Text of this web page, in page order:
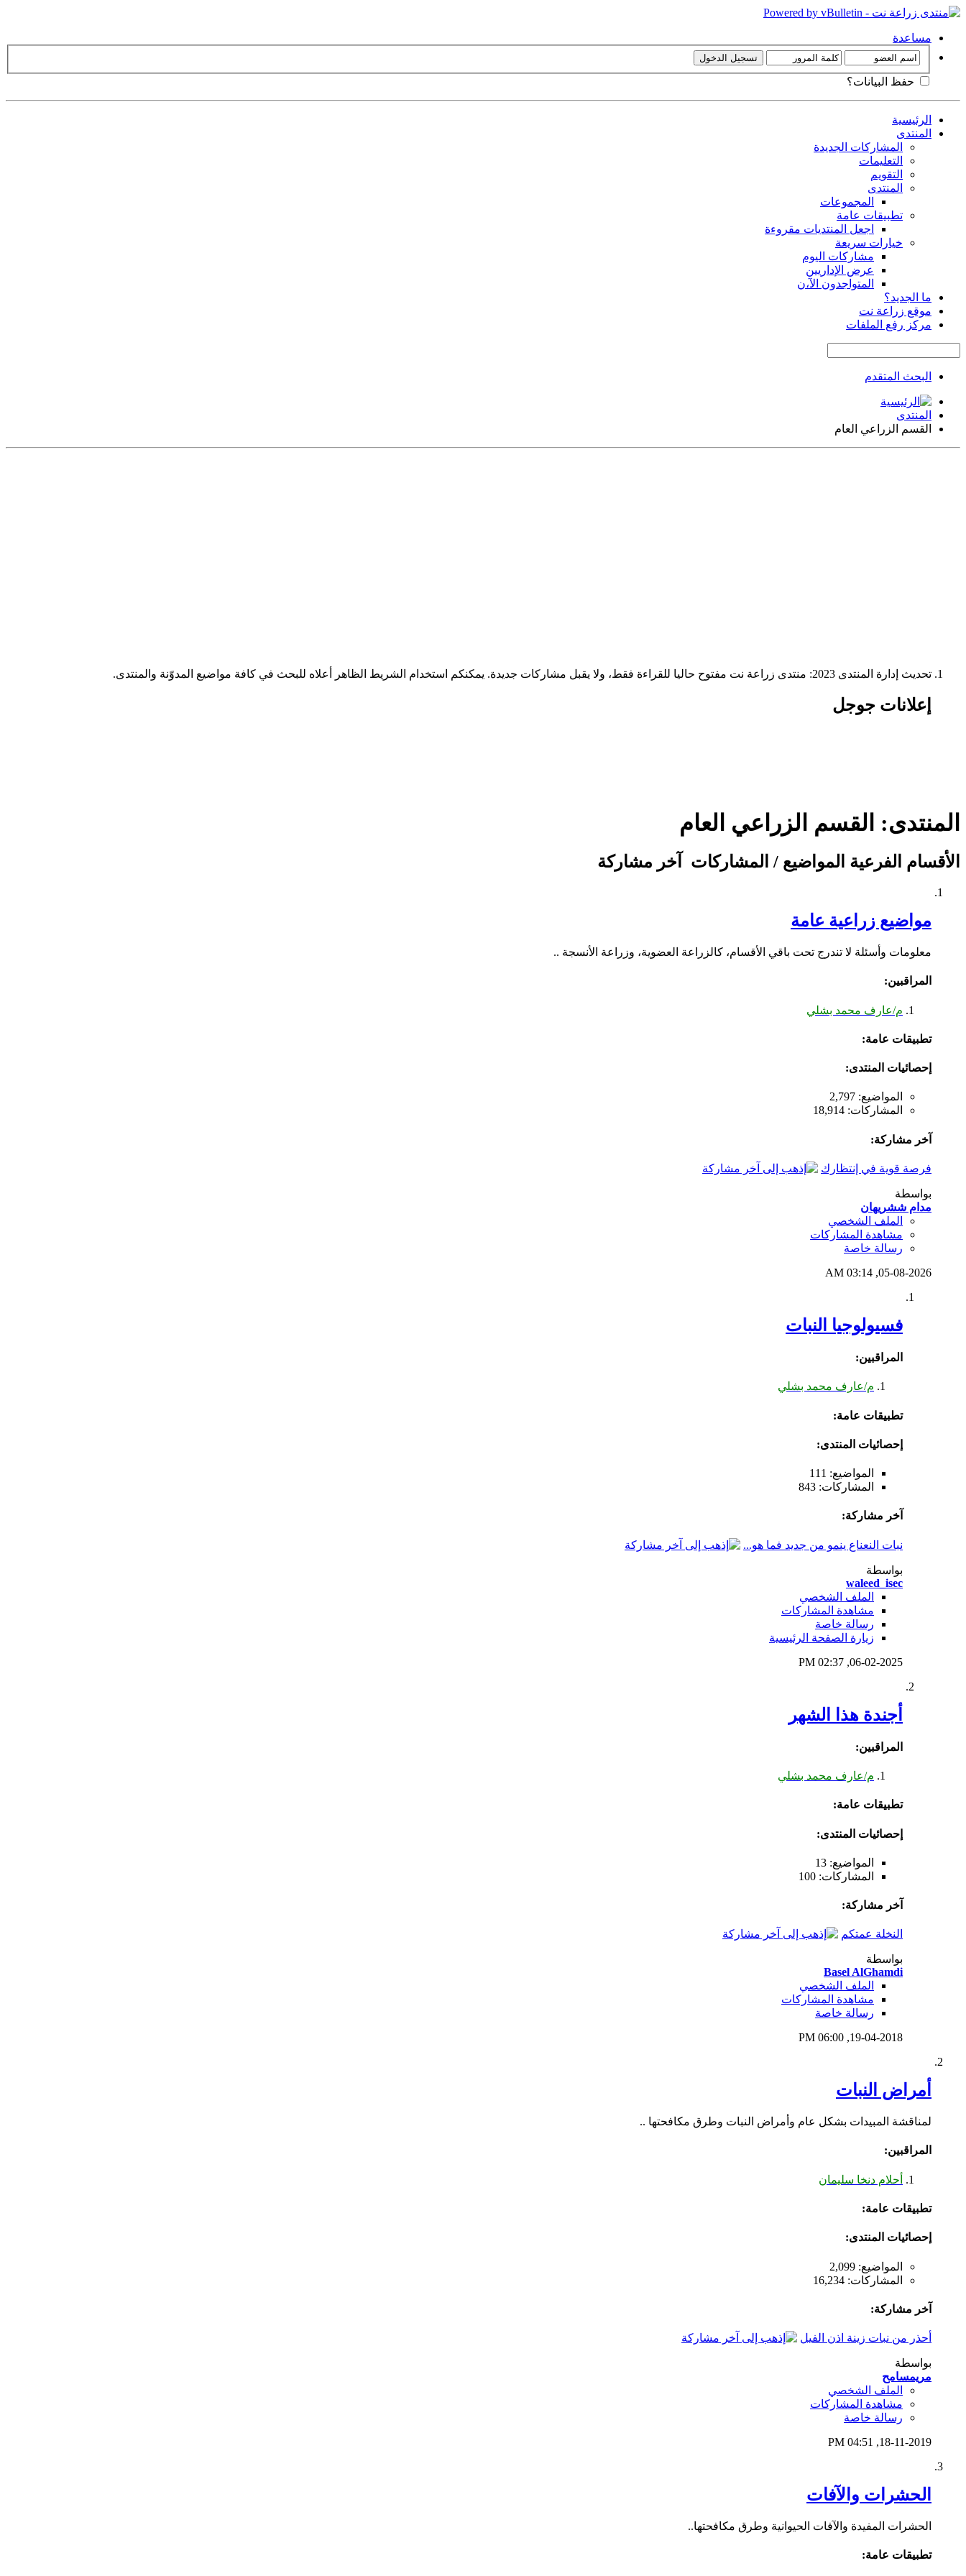
مساعدة
حفظ البيانات؟
الرئيسية
المنتدى
المشاركات الجديدة
التعليمات
التقويم
المنتدى
المجموعات
تطبيقات عامة
اجعل المنتديات مقروءة
خيارات سريعة
مشاركات اليوم
عرض الإداريين
المتواجدون الآ،ن
ما الجديد؟
موقع زراعة نت
مركز رفع الملفات
البحث المتقدم
المنتدى
القسم الزراعي العام
تحديث إدارة المنتدى 2023: منتدى زراعة نت مفتوح حاليا للقراءة فقط، ولا يقبل مشاركات جديدة. يمكنكم استخدام الشريط الظاهر أعلاه للبحث في كافة مواضيع المدوّنة والمنتدى.
إعلانات جوجل
المنتدى: القسم الزراعي العام
الأقسام الفرعية المواضيع / المشاركات آخر مشاركة
مواضيع زراعية عامة
معلومات وأسئلة لا تندرج تحت باقي الأقسام، كالزراعة العضوية، وزراعة الأنسجة ..
المراقبين:
م/عارف محمد بشلي
تطبيقات عامة:
إحصائيات المنتدى:
المواضيع: 2,797
المشاركات: 18,914
آخر مشاركة:
فرصة قوية في إنتظارك
بواسطة
مدام ششريهان
الملف الشخصي
مشاهدة المشاركات
رسالة خاصة
05-08-2026,
03:14 AM
فسيولوجيا النبات
المراقبين:
م/عارف محمد بشلي
تطبيقات عامة:
إحصائيات المنتدى:
المواضيع: 111
المشاركات: 843
آخر مشاركة:
نبات النعناع ينمو من جديد فما هو...
بواسطة
waleed_isec
الملف الشخصي
مشاهدة المشاركات
رسالة خاصة
زيارة الصفحة الرئيسية
06-02-2025,
02:37 PM
أجندة هذا الشهر
المراقبين:
م/عارف محمد بشلي
تطبيقات عامة:
إحصائيات المنتدى:
المواضيع: 13
المشاركات: 100
آخر مشاركة:
النخلة عمتكم
بواسطة
Basel AlGhamdi
الملف الشخصي
مشاهدة المشاركات
رسالة خاصة
19-04-2018,
06:00 PM
أمراض النبات
لمناقشة المبيدات بشكل عام وأمراض النبات وطرق مكافحتها ..
المراقبين:
أحلام دنخا سليمان
تطبيقات عامة:
إحصائيات المنتدى:
المواضيع: 2,099
المشاركات: 16,234
آخر مشاركة:
أحذر من نبات زينة اذن الفيل
بواسطة
مريمسامح
الملف الشخصي
مشاهدة المشاركات
رسالة خاصة
18-11-2019,
04:51 PM
الحشرات والآفات
الحشرات المفيدة والآفات الحيوانية وطرق مكافحتها..
تطبيقات عامة: